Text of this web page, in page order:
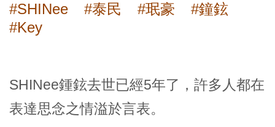
#SHINee #泰民 #珉豪
#鐘鉉
#Key
SHINee鍾鉉去世已經5年了，許多人都在
表達思念之情溢於言表。